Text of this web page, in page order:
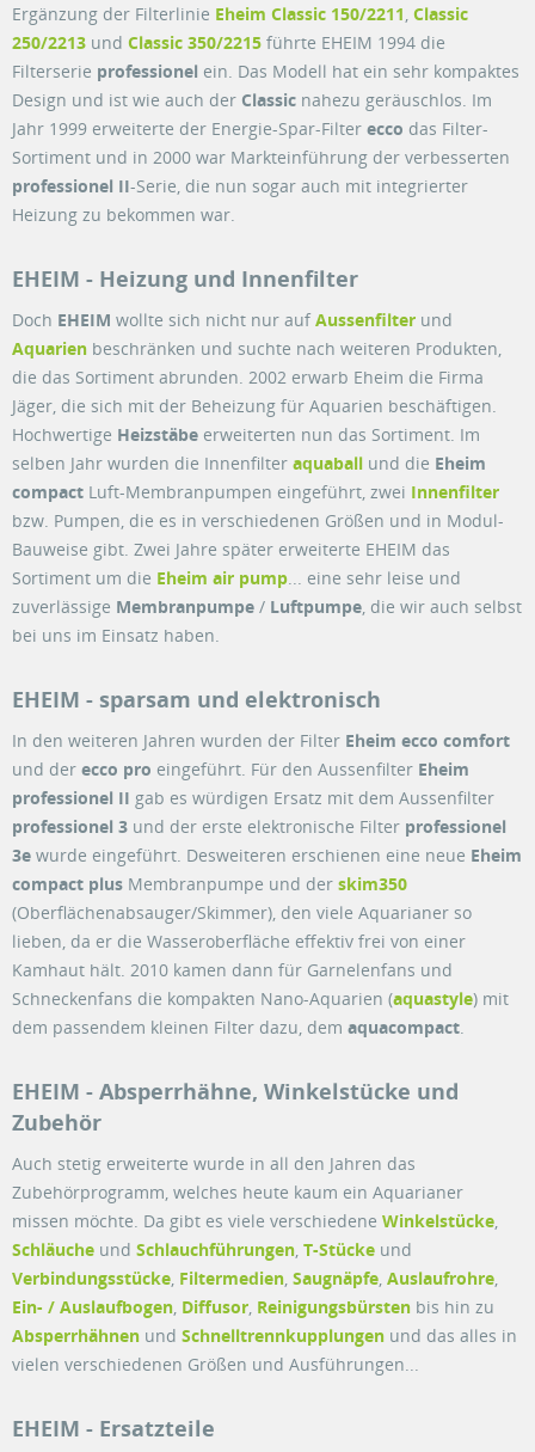
Ergänzung der Filterlinie Eheim Classic 150/2211 Classic
250/2213 und Classic 350/2215 führte EHEIM 1994 die
Filterserie professionel ein. Das Modell hat ein sehr kompaktes
Design und ist wie auch der Classic nahezu geräuschlos. Im
Jahr 1999 erweiterte der Energie-Spar-Filter ecco das Filter-
Sortiment und in 2000 war Markteinführung der verbesserten
professionel II-Serie, die nun sogar auch mit integrierter
Heizung zu bekommen war.
EHEIM - Heizung und Innenfilter
Doch EHEIM wollte sich nicht nur auf Aussenfilter und
Aquarien beschränken und suchte nach weiteren Produkten,
die das Sortiment abrunden. 2002 erwarb Eheim die Firma
Jäger, die sich mit der Beheizung für Aquarien beschäftigen.
Hochwertige Heizstäbe erweiterten nun das Sortiment. Im
selben Jahr wurden die Innenfilter aquaball und die Eheim
compact Luft-Membranpumpen eingeführt, zwei Innenfilter
bzw. Pumpen, die es in verschiedenen Größen und in Modul-
Bauweise gibt. Zwei Jahre später erweiterte EHEIM das
Sortiment um die Eheim air pump ... eine sehr leise und
zuverlässige Membranpumpe / Luftpumpe , die wir auch selbst
bei uns im Einsatz haben.
EHEIM - sparsam und elektronisch
In den weiteren Jahren wurden der Filter Eheim ecco comfort
und der ecco pro eingeführt. Für den Aussenfilter Eheim
professionel II gab es würdigen Ersatz mit dem Aussenfilter
professionel 3 und der erste elektronische Filter professionel
3e wurde eingeführt. Desweiteren erschienen eine neue Eheim
compact plus Membranpumpe und der skim350
(Oberflächenabsauger/Skimmer), den viele Aquarianer so
lieben, da er die Wasseroberfläche effektiv frei von einer
Kamhaut hält. 2010 kamen dann für Garnelenfans und
Schneckenfans die kompakten Nano-Aquarien (aquastyle) mit
dem passendem kleinen Filter dazu, dem aquacompact
EHEIM - Absperrhähne, Winkelstücke und
Zubehör
Auch stetig erweiterte wurde in all den Jahren das
Zubehörprogramm, welches heute kaum ein Aquarianer
missen möchte. Da gibt es viele verschiedene Winkelstücke
Schläuche und Schlauchführungen T-Stücke und
Verbindungsstücke Filtermedien Saugnäpfe Auslaufrohre
Ein- / Auslaufbogen Diffusor Reinigungsbürsten bis hin zu
Absperrhähnen und Schnelltrennkupplungen und das alles in
vielen verschiedenen Größen und Ausführungen...
EHEIM - Ersatzteile